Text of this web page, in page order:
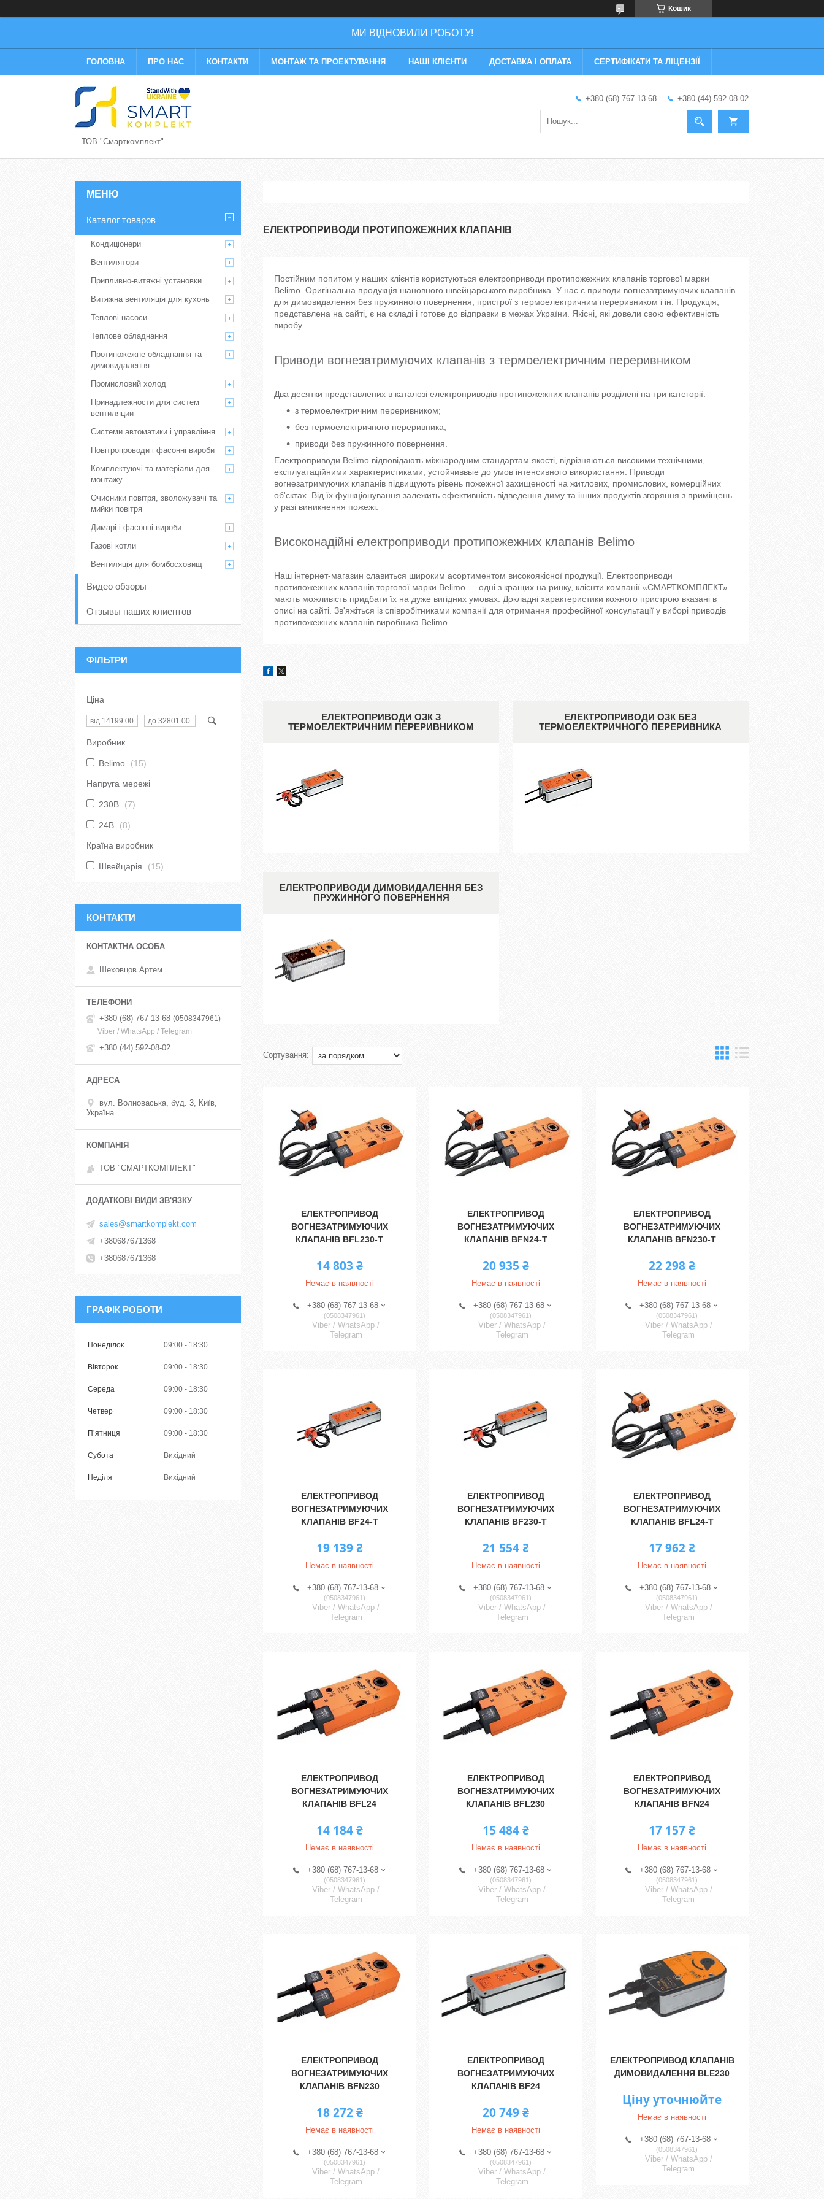
Кошик
МИ ВІДНОВИЛИ РОБОТУ!
ГОЛОВНА ПРО НАС КОНТАКТИ МОНТАЖ ТА ПРОЕКТУВАННЯ НАШІ КЛІЄНТИ ДОСТАВКА І ОПЛАТА СЕРТИФІКАТИ ТА ЛІЦЕНЗІЇ
ТОВ "Смарткомплект"
+380 (68) 767-13-68 +380 (44) 592-08-02
ЕЛЕКТРОПРИВОДИ ПРОТИПОЖЕЖНИХ КЛАПАНІВ
Постійним попитом у наших клієнтів користуються електроприводи протипожежних клапанів торгової марки
Belimo. Оригінальна продукція шановного швейцарського виробника. У нас є приводи вогнезатримуючих клапанів
для димовидалення без пружинного повернення, пристрої з термоелектричним переривником і ін. Продукція,
представлена на сайті, є на складі і готове до відправки в межах України. Якісні, які довели свою ефективність
виробу.
Приводи вогнезатримуючих клапанів з термоелектричним переривником
Два десятки представлених в каталозі електроприводів протипожежних клапанів розділені на три категорії:
з термоелектричним переривником;
без термоелектричного переривника;
приводи без пружинного повернення.
Електроприводи Belimo відповідають міжнародним стандартам якості, відрізняються високими технічними,
експлуатаційними характеристиками, устойчиввые до умов інтенсивного використання. Приводи
вогнезатримуючих клапанів підвищують рівень пожежної захищеності на житлових, промислових, комерційних
об'єктах. Від їх функціонування залежить ефективність відведення диму та інших продуктів згоряння з приміщень
у разі виникнення пожежі.
Високонадійні електроприводи протипожежних клапанів Belimo
Наш інтернет-магазин славиться широким асортиментом високоякісної продукції. Електроприводи
протипожежних клапанів торгової марки Belimo — одні з кращих на ринку, клієнти компанії «СМАРТКОМПЛЕКТ»
мають можливість придбати їх на дуже вигідних умовах. Докладні характеристики кожного пристрою вказані в
описі на сайті. Зв'яжіться із співробітниками компанії для отримання професійної консультації у виборі приводів
протипожежних клапанів виробника Belimo.
ЕЛЕКТРОПРИВОДИ ОЗК З
ТЕРМОЕЛЕКТРИЧНИМ ПЕРЕРИВНИКОМ
ЕЛЕКТРОПРИВОДИ ОЗК БЕЗ
ТЕРМОЕЛЕКТРИЧНОГО ПЕРЕРИВНИКА
ЕЛЕКТРОПРИВОДИ ДИМОВИДАЛЕННЯ БЕЗ
ПРУЖИННОГО ПОВЕРНЕННЯ
ЕЛЕКТРОПРИВОД
ВОГНЕЗАТРИМУЮЧИХ
КЛАПАНІВ BFL230-Т
14 803 ₴
Немає в наявності
+380 (68) 767-13-68
0508347961
Viber / WhatsApp /
Telegram
ЕЛЕКТРОПРИВОД
ВОГНЕЗАТРИМУЮЧИХ
КЛАПАНІВ BFN24-T
20 935 ₴
Немає в наявності
+380 (68) 767-13-68
0508347961
Viber / WhatsApp /
Telegram
ЕЛЕКТРОПРИВОД
ВОГНЕЗАТРИМУЮЧИХ
КЛАПАНІВ BFN230-T
22 298 ₴
Немає в наявності
+380 (68) 767-13-68
0508347961
Viber / WhatsApp /
Telegram
ЕЛЕКТРОПРИВОД
ВОГНЕЗАТРИМУЮЧИХ
КЛАПАНІВ BF24-T
19 139 ₴
Немає в наявності
+380 (68) 767-13-68
0508347961
Viber / WhatsApp /
Telegram
ЕЛЕКТРОПРИВОД
ВОГНЕЗАТРИМУЮЧИХ
КЛАПАНІВ BF230-T
21 554 ₴
Немає в наявності
+380 (68) 767-13-68
0508347961
Viber / WhatsApp /
Telegram
ЕЛЕКТРОПРИВОД
ВОГНЕЗАТРИМУЮЧИХ
КЛАПАНІВ BFL24-T
17 962 ₴
Немає в наявності
+380 (68) 767-13-68
0508347961
Viber / WhatsApp /
Telegram
ЕЛЕКТРОПРИВОД
ВОГНЕЗАТРИМУЮЧИХ
КЛАПАНІВ BFL24
14 184 ₴
Немає в наявності
+380 (68) 767-13-68
0508347961
Viber / WhatsApp /
Telegram
ЕЛЕКТРОПРИВОД
ВОГНЕЗАТРИМУЮЧИХ
КЛАПАНІВ BFL230
15 484 ₴
Немає в наявності
+380 (68) 767-13-68
0508347961
Viber / WhatsApp /
Telegram
ЕЛЕКТРОПРИВОД
ВОГНЕЗАТРИМУЮЧИХ
КЛАПАНІВ BFN24
17 157 ₴
Немає в наявності
+380 (68) 767-13-68
0508347961
Viber / WhatsApp /
Telegram
ЕЛЕКТРОПРИВОД
ВОГНЕЗАТРИМУЮЧИХ
КЛАПАНІВ BFN230
18 272 ₴
Немає в наявності
+380 (68) 767-13-68
0508347961
Viber / WhatsApp /
Telegram
ЕЛЕКТРОПРИВОД
ВОГНЕЗАТРИМУЮЧИХ
КЛАПАНІВ BF24
20 749 ₴
Немає в наявності
+380 (68) 767-13-68
0508347961
Viber / WhatsApp /
Telegram
ЕЛЕКТРОПРИВОД КЛАПАНІВ
ДИМОВИДАЛЕННЯ BLE230
Ціну уточнюйте
Немає в наявності
+380 (68) 767-13-68
0508347961
Viber / WhatsApp /
Telegram
Каталог товаров
Кондиціонери
Вентилятори
Припливно-витяжні установки
Витяжна вентиляція для кухонь
Теплові насоси
Теплове обладнання
Протипожежне обладнання та
димовидалення
Промисловий холод
Принадлежности для систем
вентиляции
Системи автоматики і управління
Повітропроводи і фасонні вироби
Комплектуючі та матеріали для
монтажу
Очисники повітря, зволожувачі та
мийки повітря
Димарі і фасонні вироби
Газові котли
Вентиляція для бомбосховищ
Видео обзоры
Отзывы наших клиентов
ФІЛЬТРИ
Ціна
Виробник
Belimo 15
Напруга мережі
230В 7
24В 8
Країна виробник
Швейцарія 15
КОНТАКТИ
Шеховцов Артем
+380 (68) 767-13-68 0508347961
Viber / WhatsApp / Telegram
+380 (44) 592-08-02
вул. Волноваська, буд. 3, Київ,
Україна
ТОВ "СМАРТКОМПЛЕКТ"
sales@smartkomplekt.com
+380687671368
+380687671368
ГРАФІК РОБОТИ
Понеділок 09:00 18:30
Вівторок 09:00 18:30
Середа 09:00 18:30
Четвер 09:00 18:30
Пʼятниця 09:00 18:30
Субота Вихідний
Неділя Вихідний